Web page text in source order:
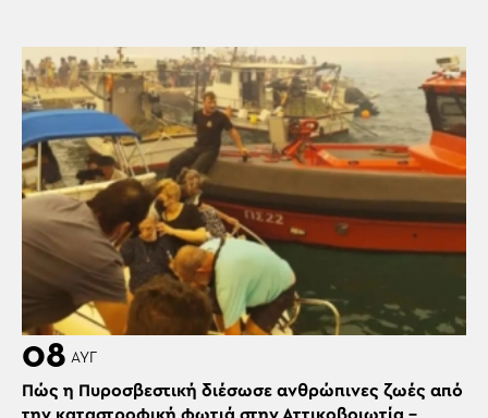
08 ΑΥΓ
Πώς η Πυροσβεστική διέσωσε ανθρώπινες ζωές από